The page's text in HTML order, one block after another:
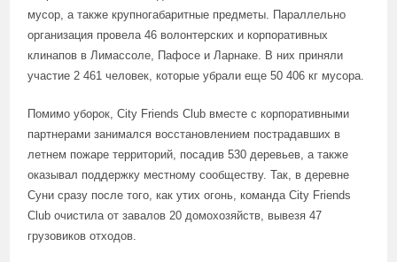
мусор, а также крупногабаритные предметы. Параллельно
организация провела 46 волонтерских и корпоративных
клинапов в Лимассоле, Пафосе и Ларнаке. В них приняли
участие 2 461 человек, которые убрали еще 50 406 кг мусора.
Помимо уборок, City Friends Club вместе с корпоративными
партнерами занимался восстановлением пострадавших в
летнем пожаре территорий, посадив 530 деревьев, а также
оказывал поддержку местному сообществу. Так, в деревне
Суни сразу после того, как утих огонь, команда City Friends
Club очистила от завалов 20 домохозяйств, вывезя 47
грузовиков отходов.